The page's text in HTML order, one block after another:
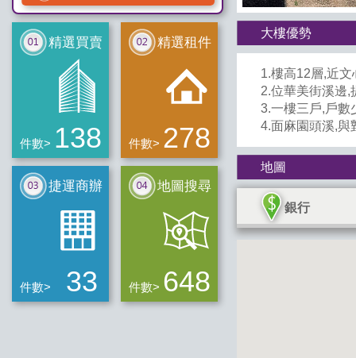
精選買賣
件數> 138
精選租件
件數> 278
捷運商辦
件數> 33
地圖搜尋
件數> 648
大樓優勢
1.樓高12層,近
2.位華美街溪邊,
3.一樓三戶,戶數
4.面麻園頭溪,與
地圖
銀行